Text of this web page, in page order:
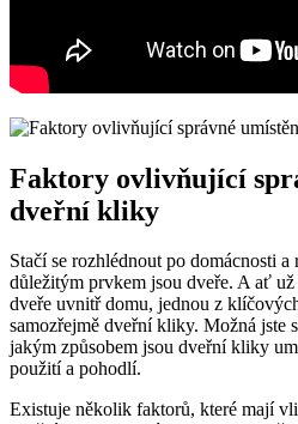
Faktory ovlivňující
dveřní kliky
Stačí se rozhlédnout po domácnosti
důležitým prvkem ​jsou dveře.‍ A ať
⁢dveře uvnitř⁤ domu,‌ jednou z
samozřejmě​ dveřní⁢ kliky. Možná jste
jakým ‌způsobem jsou dveřní kliky
použití ⁣a pohodlí.
Existuje několik faktorů, které mají